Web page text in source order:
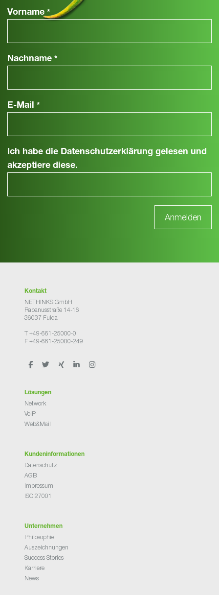
Vorname *
Nachname *
E-Mail *
Ich habe die Datenschutzerklärung gelesen und
akzeptiere diese.
Kontakt
NETHINKS GmbH
Rabanusstraße 14-16
36037 Fulda
T +49-661-25000-0
F +49-661-25000-249
Lösungen
Network
VoIP
Web&Mail
Kundeninformationen
Datenschutz
AGB
Impressum
ISO 27001
Unternehmen
Philosophie
Auszeichnungen
Success Stories
Karriere
News